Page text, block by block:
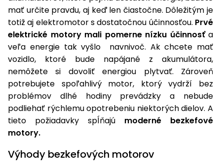
Náhradné
nože
Vidly
Štiepačky
dreva
Drviče
vetiev
Špalíkovače
Fukáre a
vysávače
na lístie
Záhradné
vozíky
boxy
Ochrana
rastlín
Záhradné
koše
Krhly
obrubníky
Tieniace
Odpudzovače
a pasce
Príslušenstvo
stoly
Vibračné
dosky
Transportéry
Rezačky
na
betón
Meracie
Nabíjačky
Seniorské
vozíky
Prilby
Doplnky
mať určite pravdu, aj keď len čiastočne. Dôležitým je
totiž aj elektromotor s dostatočnou účinnosťou. Prvé
elektrické motory mali pomerne nízku účinnosťa
veľa energie tak vyšlo navnivoč. Ak chcete mať
vozidlo, ktoré bude napájané z akumulátora,
nemôžete si dovoliť energiou plytvať. Zároveň
potrebujete spoľahlivý motor, ktorý vydrží bez
problémov dlhé hodiny prevádzky a nebude
podliehať rýchlemu opotrebeniu niektorých dielov. A
tieto požiadavky spĺňajú moderné bezkefové
motory.
Výhody bezkefových motorov